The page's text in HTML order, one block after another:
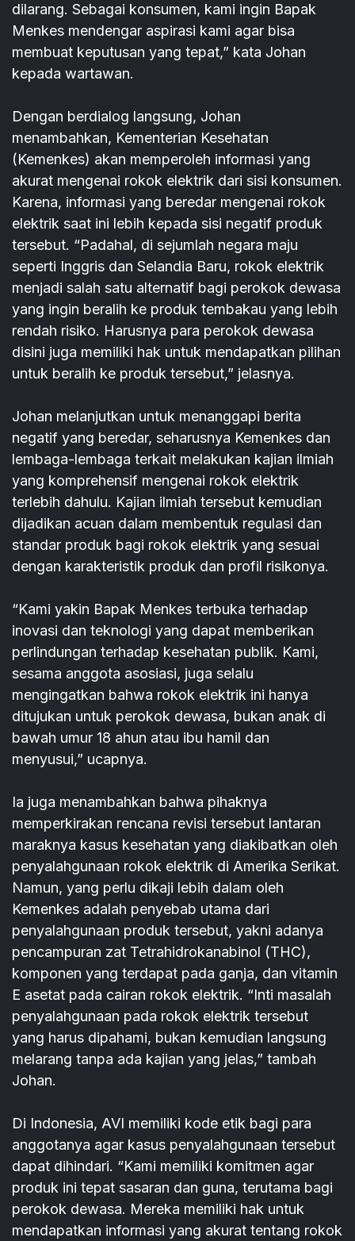
dilarang. Sebagai konsumen, kami ingin Bapak
Menkes mendengar aspirasi kami agar bisa
membuat keputusan yang tepat,” kata Johan
kepada wartawan.
Dengan berdialog langsung, Johan
menambahkan, Kementerian Kesehatan
(Kemenkes) akan memperoleh informasi yang
akurat mengenai rokok elektrik dari sisi konsumen.
Karena, informasi yang beredar mengenai rokok
elektrik saat ini lebih kepada sisi negatif produk
tersebut. “Padahal, di sejumlah negara maju
seperti Inggris dan Selandia Baru, rokok elektrik
menjadi salah satu alternatif bagi perokok dewasa
yang ingin beralih ke produk tembakau yang lebih
rendah risiko. Harusnya para perokok dewasa
disini juga memiliki hak untuk mendapatkan pilihan
untuk beralih ke produk tersebut,” jelasnya.
Johan melanjutkan untuk menanggapi berita
negatif yang beredar, seharusnya Kemenkes dan
lembaga-lembaga terkait melakukan kajian ilmiah
yang komprehensif mengenai rokok elektrik
terlebih dahulu. Kajian ilmiah tersebut kemudian
dijadikan acuan dalam membentuk regulasi dan
standar produk bagi rokok elektrik yang sesuai
dengan karakteristik produk dan profil risikonya.
“Kami yakin Bapak Menkes terbuka terhadap
inovasi dan teknologi yang dapat memberikan
perlindungan terhadap kesehatan publik. Kami,
sesama anggota asosiasi, juga selalu
mengingatkan bahwa rokok elektrik ini hanya
ditujukan untuk perokok dewasa, bukan anak di
bawah umur 18 ahun atau ibu hamil dan
menyusui,” ucapnya.
Ia juga menambahkan bahwa pihaknya
memperkirakan rencana revisi tersebut lantaran
maraknya kasus kesehatan yang diakibatkan oleh
penyalahgunaan rokok elektrik di Amerika Serikat.
Namun, yang perlu dikaji lebih dalam oleh
Kemenkes adalah penyebab utama dari
penyalahgunaan produk tersebut, yakni adanya
pencampuran zat Tetrahidrokanabinol (THC),
komponen yang terdapat pada ganja, dan vitamin
E asetat pada cairan rokok elektrik. “Inti masalah
penyalahgunaan pada rokok elektrik tersebut
yang harus dipahami, bukan kemudian langsung
melarang tanpa ada kajian yang jelas,” tambah
Johan.
Di Indonesia, AVI memiliki kode etik bagi para
anggotanya agar kasus penyalahgunaan tersebut
dapat dihindari. “Kami memiliki komitmen agar
produk ini tepat sasaran dan guna, terutama bagi
perokok dewasa. Mereka memiliki hak untuk
mendapatkan informasi yang akurat tentang rokok